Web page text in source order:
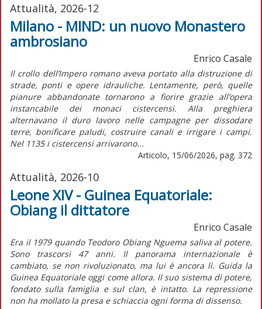
Attualità, 2026-12
Milano - MIND: un nuovo Monastero
ambrosiano
Enrico Casale
Il crollo dell’Impero romano aveva portato alla distruzione di
strade, ponti e opere idrauliche. Lentamente, però, quelle
pianure abbandonate tornarono a fiorire grazie all’opera
instancabile dei monaci cistercensi. Alla preghiera
alternavano il duro lavoro nelle campagne per dissodare
terre, bonificare paludi, costruire canali e irrigare i campi.
Nel 1135 i cistercensi arrivarono...
Articolo, 15/06/2026, pag. 372
Attualità, 2026-10
Leone XIV - Guinea Equatoriale:
Obiang il dittatore
Enrico Casale
Era il 1979 quando Teodoro Obiang Nguema saliva al potere.
Sono trascorsi 47 anni. Il panorama internazionale è
cambiato, se non rivoluzionato, ma lui è ancora lì. Guida la
Guinea Equatoriale oggi come allora. Il suo sistema di potere,
fondato sulla famiglia e sul clan, è intatto. La repressione
non ha mollato la presa e schiaccia ogni forma di dissenso.